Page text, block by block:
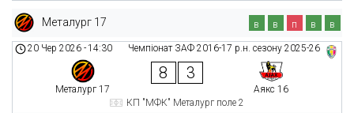
Металург 17 в в п в в
Чемпіонат ЗАФ 2016-17 р.н. сезону 2025-26
20 Чер 2026 -14:30
Металург 17
8 3
Аякс 16
КП "МФК" Металург поле 2